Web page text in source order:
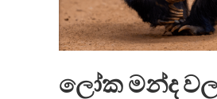
ලෝක මන්ද